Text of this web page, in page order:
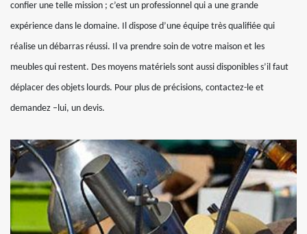
confier une telle mission ; c’est un professionnel qui a une grande
expérience dans le domaine. Il dispose d’une équipe très qualifiée qui
réalise un débarras réussi. Il va prendre soin de votre maison et les
meubles qui restent. Des moyens matériels sont aussi disponibles s’il faut
déplacer des objets lourds. Pour plus de précisions, contactez-le et
demandez –lui, un devis.